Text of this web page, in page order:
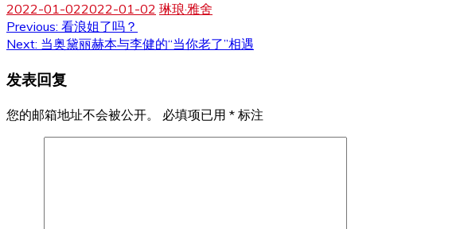
2022-01-022022-01-02 琳琅·雅舍
文
导
航
Previous: 看浪姐了吗？
Next: 当奥黛丽赫本与李健的“当你老了”相遇
发表回复
您的邮箱地址不会被公开。 必填项已用 * 标注